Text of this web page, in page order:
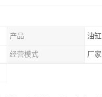
产品 油缸
经营模式 厂家